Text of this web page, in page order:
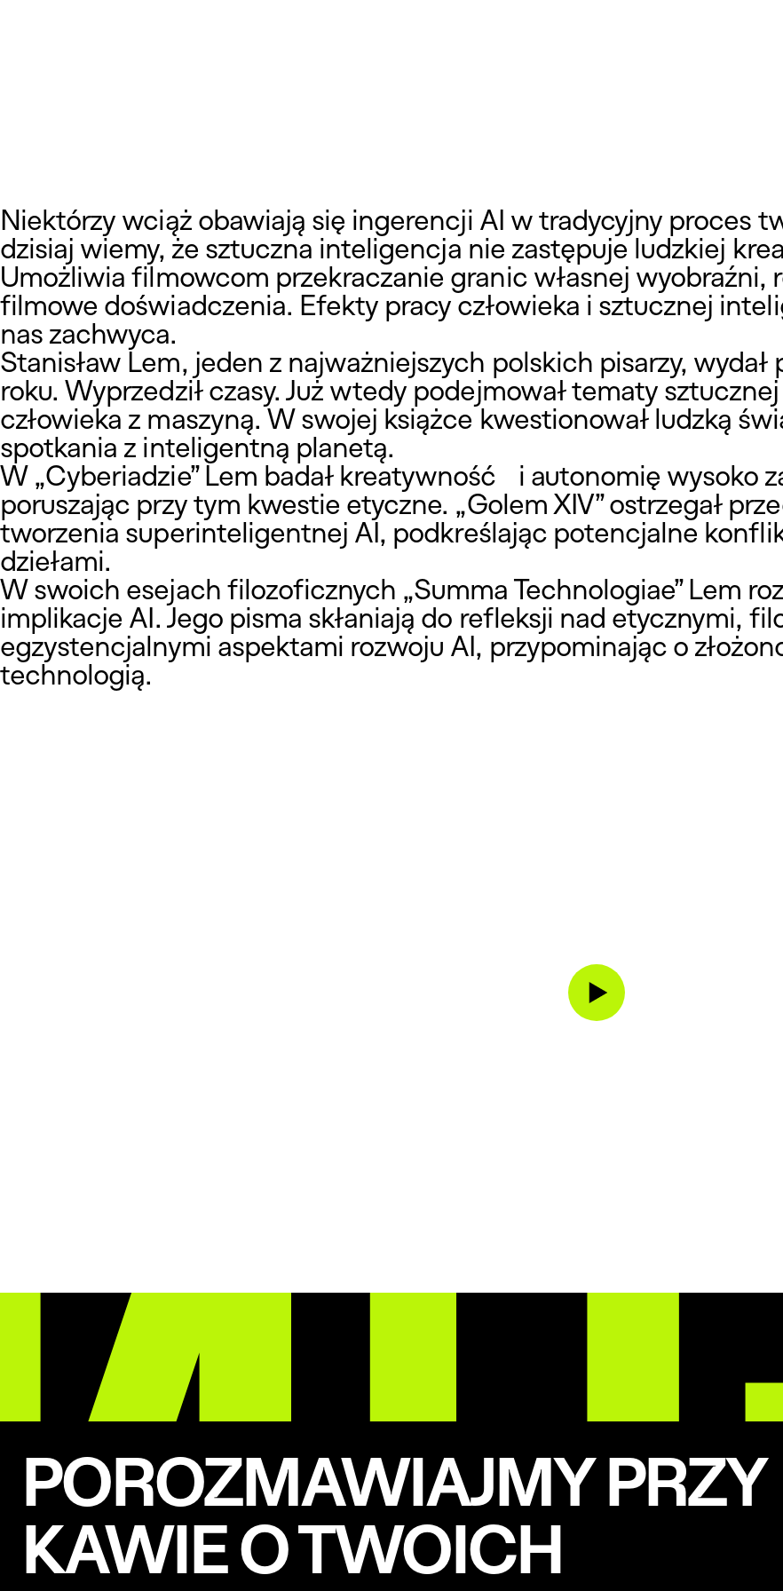
Niektórzy wciąż obawiają się ingerencji AI w tradycyjny proces
dzisiaj wiemy, że sztuczna inteligencja nie zastępuje ludzkiej
Umożliwia filmowcom przekraczanie granic własnej wyobraźni,
filmowe doświadczenia. Efekty pracy człowieka i sztucznej
nas zachwyca.
Stanisław Lem, jeden z najważniejszych polskich pisarzy, wydał
roku. Wyprzedził czasy. Już wtedy podejmował tematy
człowieka z maszyną. W swojej książce kwestionował ludzką
spotkania z inteligentną planetą.
W „Cyberiadzie” Lem badał kreatywność
i autonomię wysoko
poruszając przy tym kwestie etyczne. „Golem XIV” ostrzegał
tworzenia superinteligentnej AI, podkreślając potencjalne
dziełami.
W swoich esejach filozoficznych „Summa Technologiae” Lem
implikacje AI. Jego pisma skłaniają do refleksji nad etycznymi,
egzystencjalnymi aspektami rozwoju AI, przypominając o
technologią.
POROZMAWIAJMY PRZY
KAWIE O TWOICH